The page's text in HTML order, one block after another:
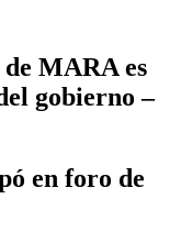
MARA es
gobierno –
en foro de